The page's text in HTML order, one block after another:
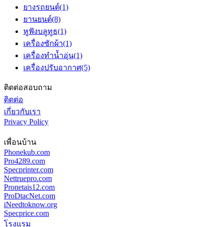
ยางรถยนต์(1)
ยานยนต์(8)
หูฟังบลูทูธ(1)
เครื่องซักผ้า(1)
เครื่องทำน้ำอุ่น(1)
เครื่องปรับอากาศ(5)
ติดต่อสอบถาม
ติดต่อ
เกี่ยวกับเรา
Privacy Policy
เพื่อนบ้าน
Phonekub.com
Pro4289.com
Specprinter.com
Nettruepro.com
Pronetais12.com
ProDtacNet.com
iNeedtoknow.org
Specprice.com
โรงแรม